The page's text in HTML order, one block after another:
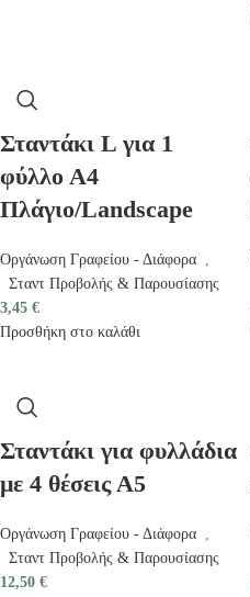
Σταντάκι L για 1
φύλλο Α4
Πλάγιο/Landscape
Οργάνωση Γραφείου - Διάφορα ,
Σταντ Προβολής & Παρουσίασης
3,45 €
Προσθήκη στο καλάθι
Σταντάκι για φυλλάδια
με 4 θέσεις Α5
Οργάνωση Γραφείου - Διάφορα ,
Σταντ Προβολής & Παρουσίασης
12,50 €